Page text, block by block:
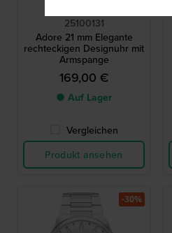
25100131
Adore 21 mm Elegante
rechteckigen Designuhr mit
Armspange
169,00 €
● Auf Lager
Vergleichen
Produkt ansehen
-30%